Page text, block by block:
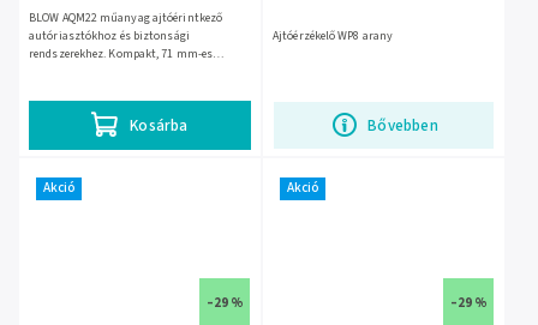
Kosárba
BLOW AQM22 műanyag ajtóérintkező
autóriasztókhoz és biztonsági
rendszerekhez. Kompakt, 71 mm-es
Bővebben
Ajtóérzékelő WP8 arany
Akció
–29 %
Akció
–29 %